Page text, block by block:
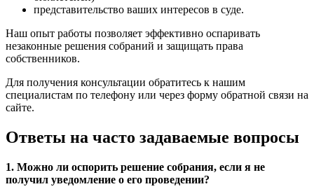
представительство ваших интересов в суде.
Наш опыт работы позволяет эффективно оспаривать
незаконные решения собраний и защищать права
собственников.
Для получения консультации обратитесь к нашим
специалистам по телефону или через форму обратной связи на
сайте.
Ответы на часто задаваемые вопросы
1. Можно ли оспорить решение собрания, если я не
получил уведомление о его проведении?